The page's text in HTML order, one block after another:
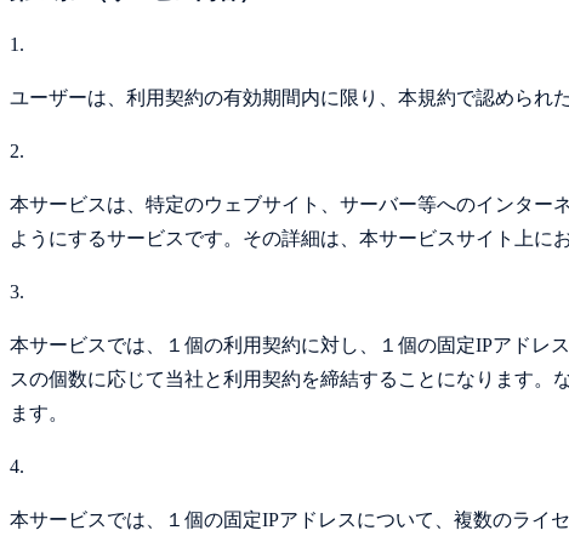
1.
ユーザーは、利用契約の有効期間内に限り、本規約で認められ
2.
本サービスは、特定のウェブサイト、サーバー等へのインター
ようにするサービスです。その詳細は、本サービスサイト上に
3.
本サービスでは、１個の利用契約に対し、１個の固定IPアドレ
スの個数に応じて当社と利用契約を締結することになります
ます。
4.
本サービスでは、１個の固定IPアドレスについて、複数のライ